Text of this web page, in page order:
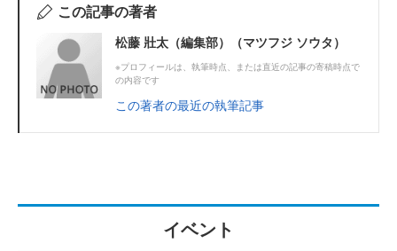
この記事の著者
松藤 壯太（編集部）（マツフジ ソウタ）
※プロフィールは、執筆時点、または直近の記事の寄稿時点で
の内容です
この著者の最近の執筆記事
イベント